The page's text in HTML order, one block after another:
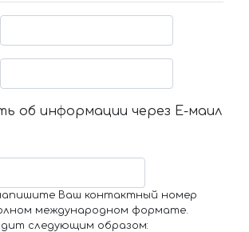
об информации через Е-маил
Ваш контактный номер
международном формате.
следующим образом: